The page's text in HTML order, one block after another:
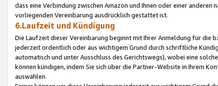
dass eine Verbindung zwischen Amazon und Ihnen oder einer
vorliegenden Vereinbarung ausdrücklich gestattet ist.
6.Laufzeit und Kündigung
Die Laufzeit dieser Vereinbarung beginnt mit Ihrer Anmeldung für die
jederzeit ordentlich oder aus wichtigem Grund durch schriftliche
automatisch und unter Ausschluss des Gerichtswegs), wobei eine
können kündigen, indem Sie sich über die Partner-Website in Ihrem
auswählen.